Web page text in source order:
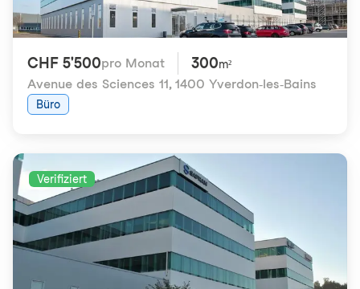
CHF 5'500pro Monat 300m²
Avenue des Sciences 11, 1400 Yverdon-les-Bains
Büro
Verifiziert